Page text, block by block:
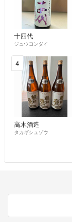
十四代
ジュウヨンダイ
4
高木酒造
タカギシュゾウ